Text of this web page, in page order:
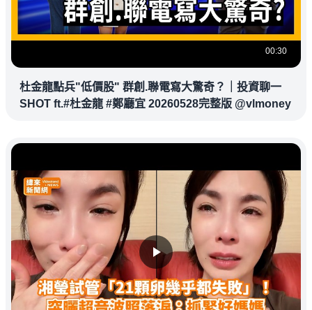
00:30
杜金龍點兵"低價股" 群創.聯電寫大驚奇？｜投資聊一
SHOT ft.#杜金龍 #鄭廳宜 20260528完整版 @vlmoney